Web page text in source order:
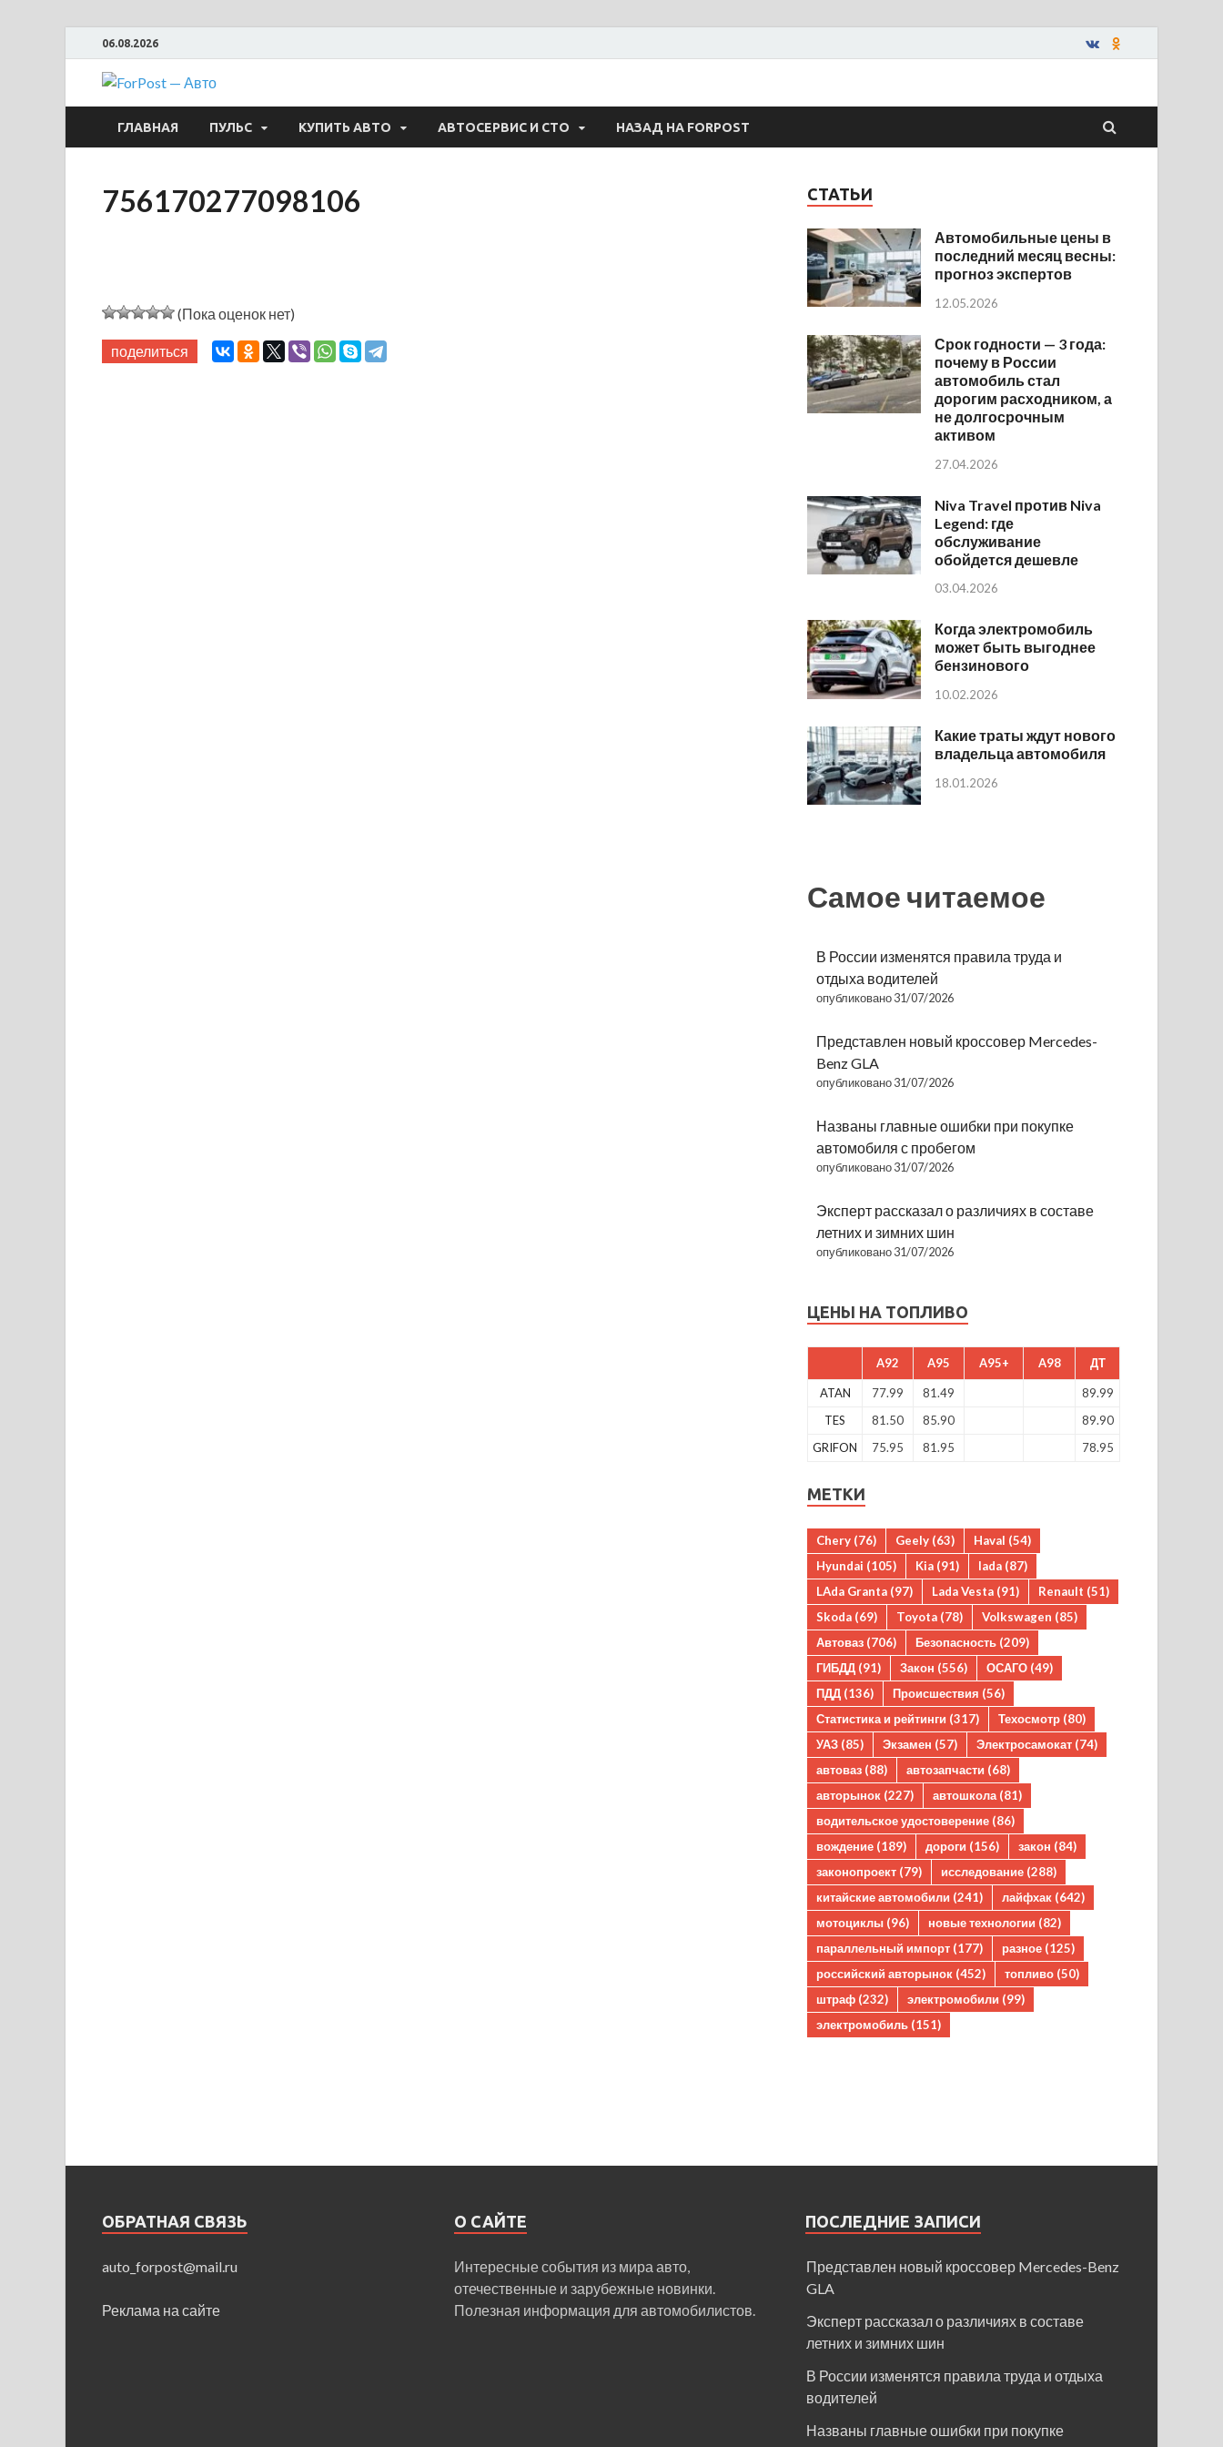
06.08.2026
ForPost — Авто
ГЛАВНАЯ ПУЛЬС КУПИТЬ АВТО АВТОСЕРВИС И СТО НАЗАД НА FORPOST
756170277098106
(Пока оценок нет)
поделиться
СТАТЬИ
Автомобильные цены в
последний месяц весны:
прогноз экспертов
12.05.2026
Срок годности — 3 года:
почему в России
автомобиль стал
дорогим расходником, а
не долгосрочным
активом
27.04.2026
Niva Travel против Niva
Legend: где
обслуживание
обойдется дешевле
03.04.2026
Когда электромобиль
может быть выгоднее
бензинового
10.02.2026
Какие траты ждут нового
владельца автомобиля
18.01.2026
Самое читаемое
В России изменятся правила труда и
отдыха водителей
опубликовано 31/07/2026
Представлен новый кроссовер Mercedes-
Benz GLA
опубликовано 31/07/2026
Названы главные ошибки при покупке
автомобиля с пробегом
опубликовано 31/07/2026
Эксперт рассказал о различиях в составе
летних и зимних шин
опубликовано 31/07/2026
ЦЕНЫ НА ТОПЛИВО
A92 A95 A95+ A98 ДТ
ATAN 77.99 81.49
89.99
TES
81.50 85.90
89.90
GRIFON
75.95 81.95 78.95
МЕТКИ
Chery (76) Geely (63) Haval (54)
Hyundai (105) Kia (91) lada (87)
LAda Granta (97) Lada Vesta (91) Renault (51)
Skoda (69) Toyota (78) Volkswagen (85)
Автоваз (706) Безопасность (209)
ГИБДД (91) Закон (556) ОСАГО (49)
ПДД (136) Происшествия (56)
Статистика и рейтинги (317) Техосмотр (80)
УАЗ (85) Экзамен (57) Электросамокат (74)
автоваз (88) автозапчасти (68)
авторынок (227) автошкола (81)
водительское удостоверение (86)
вождение (189) дороги (156) закон (84)
законопроект (79) исследование (288)
китайские автомобили (241) лайфхак (642)
мотоциклы (96) новые технологии (82)
параллельный импорт (177) разное (125)
российский авторынок (452) топливо (50)
штраф (232) электромобили (99)
электромобиль (151)
ОБРАТНАЯ СВЯЗЬ
auto_forpost@mail.ru
Реклама на сайте
О САЙТЕ
Интересные события из мира авто,
отечественные и зарубежные новинки.
Полезная информация для автомобилистов.
ПОСЛЕДНИЕ ЗАПИСИ
Представлен новый кроссовер Mercedes-Benz
GLA
Эксперт рассказал о различиях в составе
летних и зимних шин
В России изменятся правила труда и отдыха
водителей
Названы главные ошибки при покупке